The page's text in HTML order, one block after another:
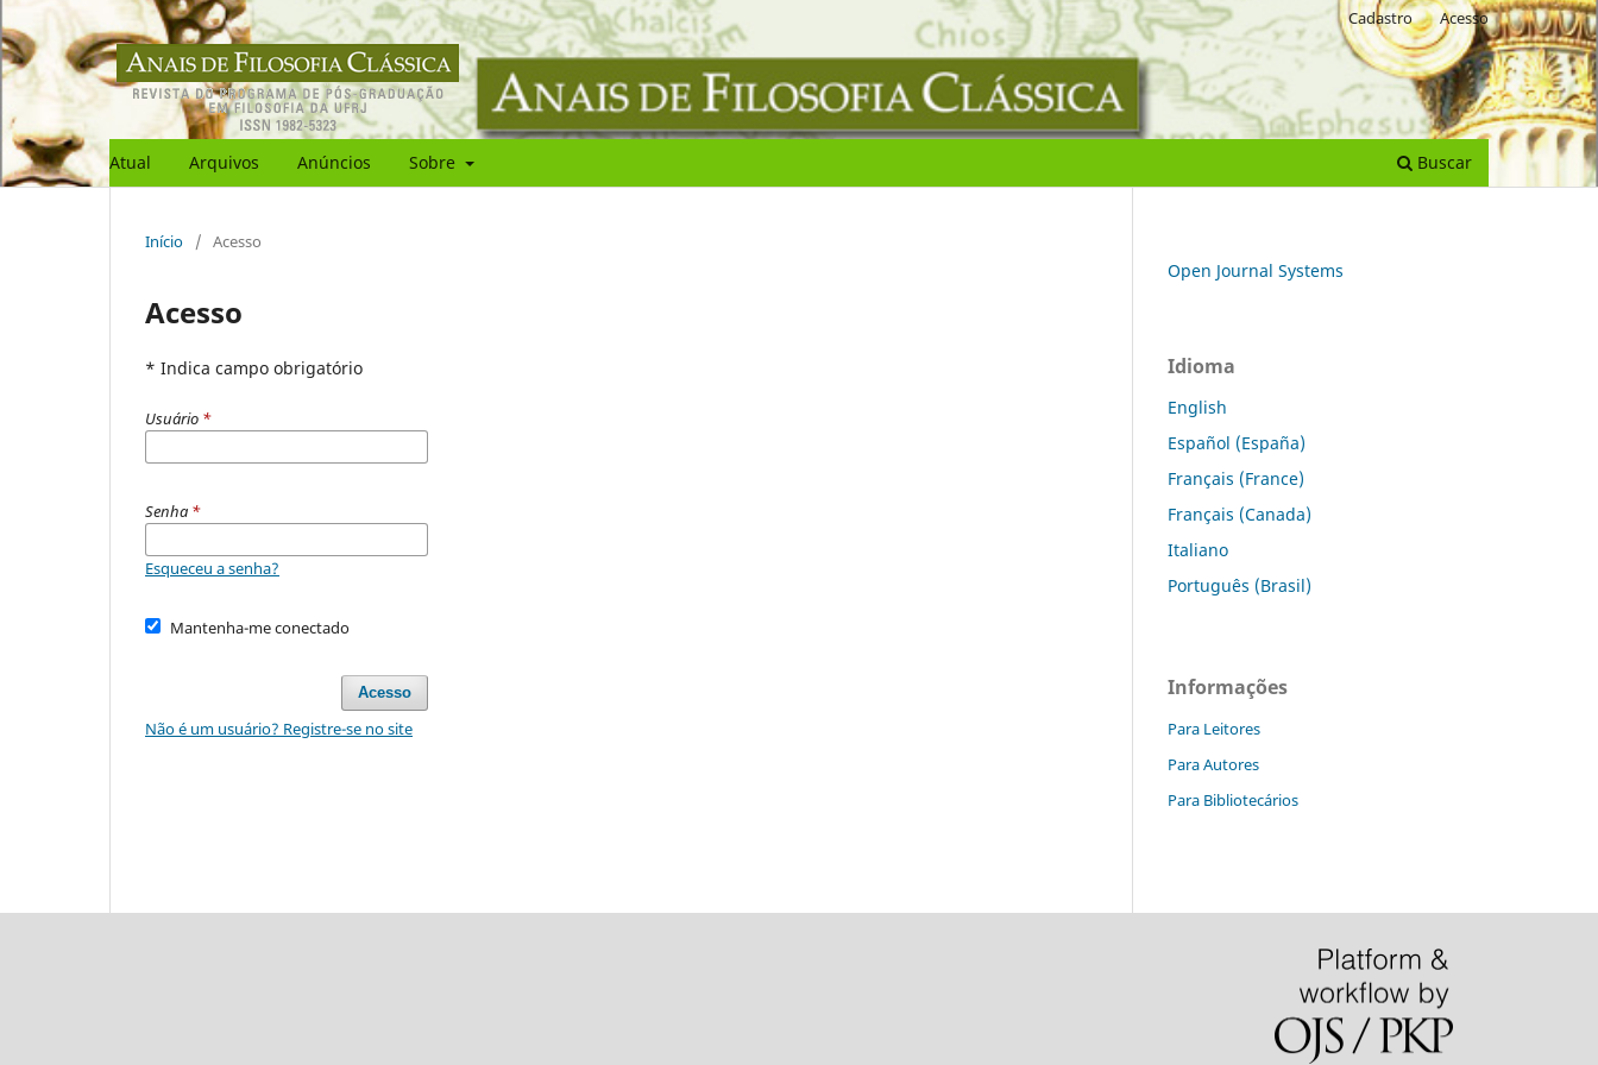
Atual Arquivos Anúncios Sobre Buscar
Cadastro Acesso
Início / Acesso
Acesso
* Indica campo obrigatório
Usuário *
Senha *
Esqueceu a senha?
Mantenha-me conectado
Acesso
Não é um usuário? Registre-se no site
Open Journal Systems
Idioma
English
Español (España)
Français (France)
Français (Canada)
Italiano
Português (Brasil)
Informações
Para Leitores
Para Autores
Para Bibliotecários